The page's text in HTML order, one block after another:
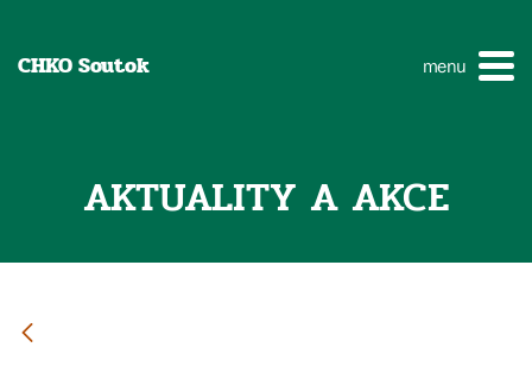
CHKO Soutok menu
AKTUALITY A AKCE